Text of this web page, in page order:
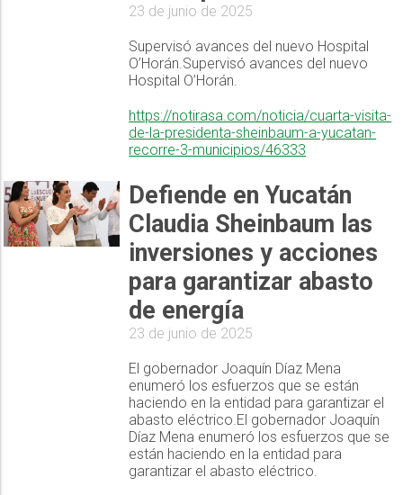
23 de junio de 2025
Supervisó avances del nuevo Hospital
O’Horán.Supervisó avances del nuevo
Hospital O’Horán.
https://notirasa.com/noticia/cuarta-visita-
de-la-presidenta-sheinbaum-a-yucatan-
recorre-3-municipios/46333
Defiende en Yucatán
Claudia Sheinbaum las
inversiones y acciones
para garantizar abasto
de energía
23 de junio de 2025
El gobernador Joaquín Díaz Mena
enumeró los esfuerzos que se están
haciendo en la entidad para garantizar el
abasto eléctrico.El gobernador Joaquín
Díaz Mena enumeró los esfuerzos que se
están haciendo en la entidad para
garantizar el abasto eléctrico.